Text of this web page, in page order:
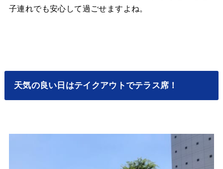
子連れでも安心して過ごせますよね。
天気の良い日はテイクアウトでテラス席！